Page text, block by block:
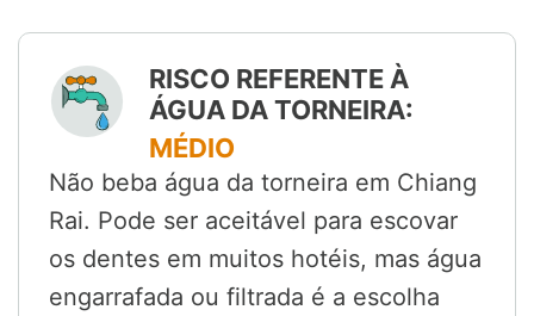
RISCO REFERENTE À
ÁGUA DA TORNEIRA:
MÉDIO
Não beba água da torneira em Chiang
Rai. Pode ser aceitável para escovar
os dentes em muitos hotéis, mas água
engarrafada ou filtrada é a escolha